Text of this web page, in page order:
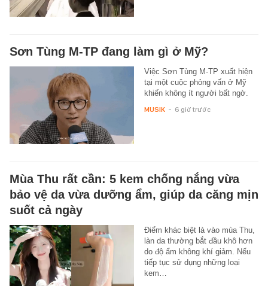
Sơn Tùng M-TP đang làm gì ở Mỹ?
Việc Sơn Tùng M-TP xuất hiện
tại một cuộc phỏng vấn ở Mỹ
khiến không ít người bất ngờ.
MUSIK - 6 giờ trước
Mùa Thu rất cần: 5 kem chống nắng vừa
bảo vệ da vừa dưỡng ẩm, giúp da căng mịn
suốt cả ngày
Điểm khác biệt là vào mùa Thu,
làn da thường bắt đầu khô hơn
do độ ẩm không khí giảm. Nếu
tiếp tục sử dụng những loại
kem…